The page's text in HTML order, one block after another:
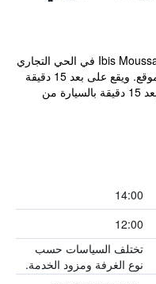
يقع فندق Ibis Moussafir Casablanca Sidi Maarouf في الحي التجاري
في الدار البيضاء ويوفر بار ومطعم في الموقع. ويقع على بعد 15 دقيقة
بالسيارة من مطار محمد الخامس وعلى بعد 15 دقيقة بالسيارة من
14:00
12:00
تختلف السياسات حسب
نوع الغرفة ومزود الخدمة.